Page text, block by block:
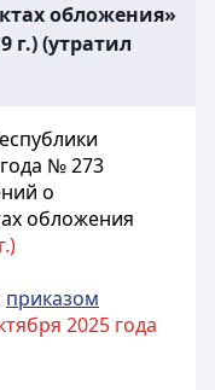
обложения»
г.) (утратил
№ 273
о
обложения
приказом
2025 года